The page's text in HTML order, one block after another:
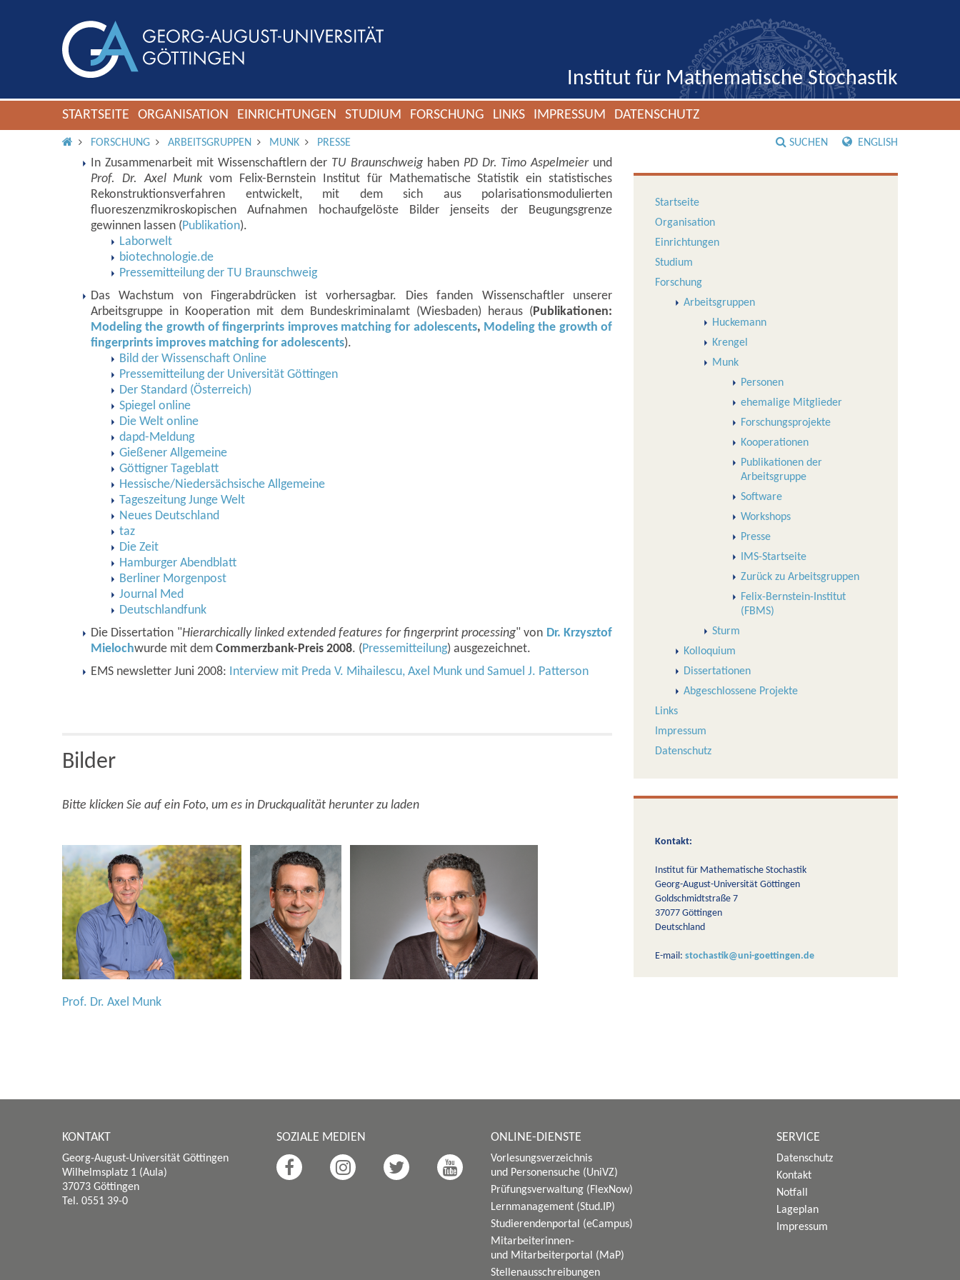
Institut für Mathematische Stochastik
STARTSEITE ORGANISATION EINRICHTUNGEN STUDIUM FORSCHUNG LINKS IMPRESSUM DATENSCHUTZ
IMS ROOT
FORSCHUNG ARBEITSGRUPPEN MUNK PRESSE SUCHEN ENGLISH
In Zusammenarbeit mit Wissenschaftlern der TU Braunschweig haben PD Dr. Timo Aspelmeierund
Prof. Dr. Axel Munk vom Felix-Bernstein Institut für Mathematische Statistik ein statistisches
Rekonstruktionsverfahren entwickelt, mit dem sich aus polarisationsmodulierten
fluoreszenzmikroskopischen Aufnahmen hochaufgelöste Bilder jenseits der Beugungsgrenze
gewinnen lassen (Publikation).
Laborwelt
biotechnologie.de
Pressemitteilung der TU Braunschweig
Das Wachstum von Fingerabdrücken ist vorhersagbar. Dies fanden Wissenschaftler unserer
Arbeitsgruppe in Kooperation mit dem Bundeskriminalamt (Wiesbaden) heraus (Publikationen:
Modeling the growth of fingerprints improves matching for adolescents, Modeling the growth of
fingerprints improves matching for adolescents).
Bild der Wissenschaft Online
Pressemitteilung der Universität Göttingen
Der Standard (Österreich)
Spiegel online
Die Welt online
dapd-Meldung
Gießener Allgemeine
Göttigner Tageblatt
Hessische/Niedersächsische Allgemeine
Tageszeitung Junge Welt
Neues Deutschland
taz
Die Zeit
Hamburger Abendblatt
Berliner Morgenpost
Journal Med
Deutschlandfunk
Die Dissertation "Hierarchically linked extended features for fingerprint processing" von Dr. Krzysztof
Mielochwurde mit dem Commerzbank-Preis 2008. (Pressemitteilung) ausgezeichnet.
EMS newsletter Juni 2008: Interview mit Preda V. Mihailescu, Axel Munk und Samuel J. Patterson
Bilder
Bitte klicken Sie auf ein Foto, um es in Druckqualität herunter zu laden
Prof. Dr. Axel Munk
Startseite
Organisation
Einrichtungen
Studium
Forschung
Arbeitsgruppen
Huckemann
Krengel
Munk
Personen
ehemalige Mitglieder
Forschungsprojekte
Kooperationen
Publikationen der
Arbeitsgruppe
Software
Workshops
Presse
IMS-Startseite
Zurück zu Arbeitsgruppen
Felix-Bernstein-Institut
(FBMS)
Sturm
Kolloquium
Dissertationen
Abgeschlossene Projekte
Links
Impressum
Datenschutz
Kontakt:
Institut für Mathematische Stochastik
Georg-August-Universität Göttingen
Goldschmidtstraße 7
37077 Göttingen
Deutschland
E-mail: stochastik@uni-goettingen.de
KONTAKT
Georg-August-Universität Göttingen
Wilhelmsplatz 1 (Aula)
37073 Göttingen
Tel. 0551 39-0
SOZIALE MEDIEN ONLINE-DIENSTE
Vorlesungsverzeichnis
und Personensuche (UniVZ)
Prüfungsverwaltung (FlexNow)
Lernmanagement (Stud.IP)
Studierendenportal (eCampus)
Mitarbeiterinnen-
und Mitarbeiterportal (MaP)
Stellenausschreibungen
SERVICE
Datenschutz
Kontakt
Notfall
Lageplan
Impressum